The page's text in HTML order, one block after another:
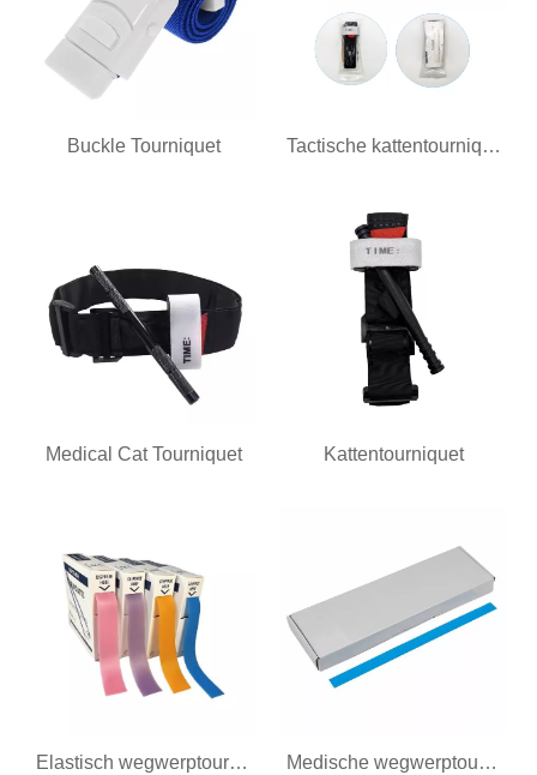
Buckle Tourniquet Tactische kattentourniquet
Medical Cat Tourniquet Kattentourniquet
Elastisch wegwerptourniquet Medische wegwerptourniquet